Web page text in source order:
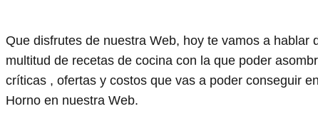
Que disfrutes de nuestra Web, hoy te vamos a hablar
multitud de recetas de cocina con la que poder
críticas , ofertas y costos que vas a poder conseguir
Horno en nuestra Web.